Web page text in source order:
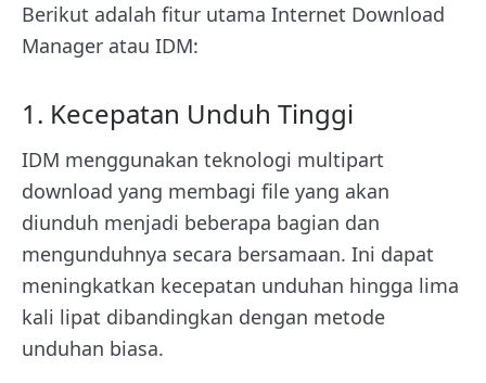
Berikut adalah fitur utama Internet Download
Manager atau IDM:
1. Kecepatan Unduh Tinggi
IDM menggunakan teknologi multipart
download yang membagi file yang akan
diunduh menjadi beberapa bagian dan
mengunduhnya secara bersamaan. Ini dapat
meningkatkan kecepatan unduhan hingga lima
kali lipat dibandingkan dengan metode
unduhan biasa.